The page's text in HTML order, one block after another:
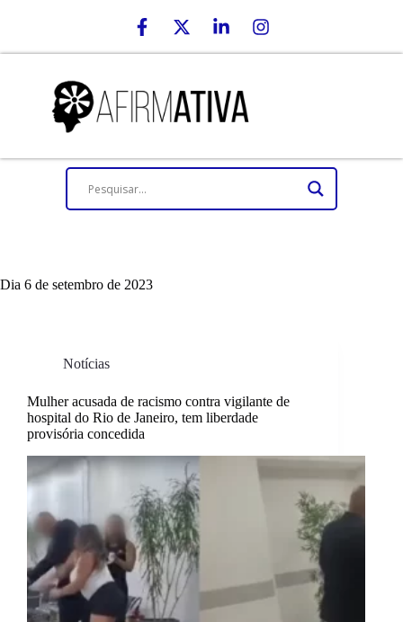
Dia 6 de setembro de 2023
Notícias
Mulher acusada de racismo contra vigilante de
hospital do Rio de Janeiro, tem liberdade
provisória concedida